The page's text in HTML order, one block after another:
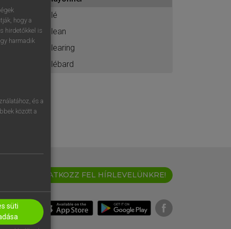
clé
clean
clearing
clébard
IRATKOZZ FEL HÍRLEVELÜNKRE!
hogy a
hirdetőkkel is
harmadik
és a
között a
süti